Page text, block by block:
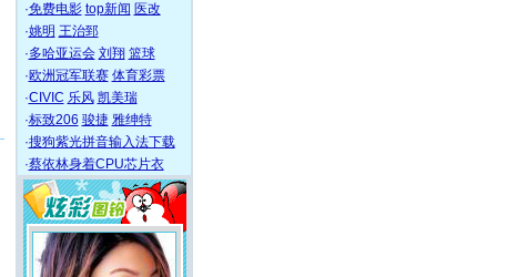
·免费电影 top新闻 医改
·姚明 王治郅
·多哈亚运会 刘翔 篮球
·欧洲冠军联赛 体育彩票
·CIVIC 乐风 凯美瑞
·标致206 骏捷 雅绅特
·搜狗紫光拼音输入法下载
·蔡依林身着CPU芯片衣